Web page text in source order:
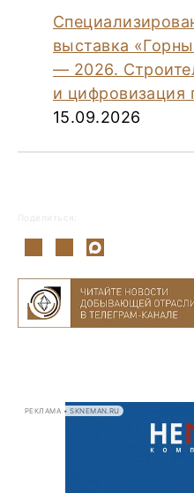
выставка
— 2026.
и цифровизация
15.09.2026
Поделиться:
РЕКЛАМА • SKNEMAN.RU